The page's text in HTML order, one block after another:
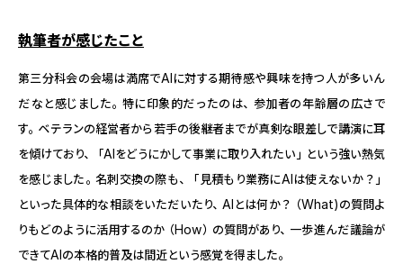
執筆者が感じたこと
第三分科会の会場は満席でAIに対する期待感や興味を持つ人が多いん
だなと感じました。特に印象的だったのは、参加者の年齢層の広さで
す。ベテランの経営者から若手の後継者までが真剣な眼差しで講演に耳
を傾けており、「AIをどうにかして事業に取り入れたい」という強い熱気
を感じました。名刺交換の際も、「見積もり業務にAIは使えないか？」
といった具体的な相談をいただいたり、AIとは何か？（What)の質問よ
りもどのように活用するのか（How）の質問があり、一歩進んだ議論が
できてAIの本格的普及は間近という感覚を得ました。